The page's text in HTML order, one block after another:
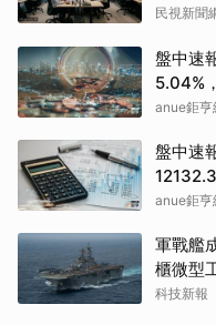
民視新聞
盤中速
5.04%
anue鉅亨
盤中速
anue鉅亨
軍戰艦
櫃微型
科技新報